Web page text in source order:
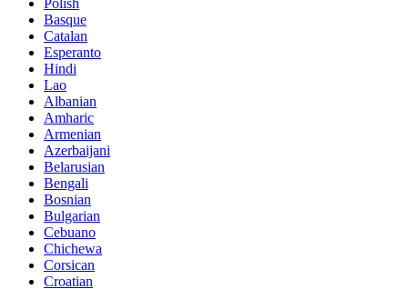
Basque
Catalan
Esperanto
Hindi
Lao
Albanian
Amharic
Armenian
Azerbaijani
Belarusian
Bengali
Bosnian
Bulgarian
Cebuano
Chichewa
Corsican
Croatian